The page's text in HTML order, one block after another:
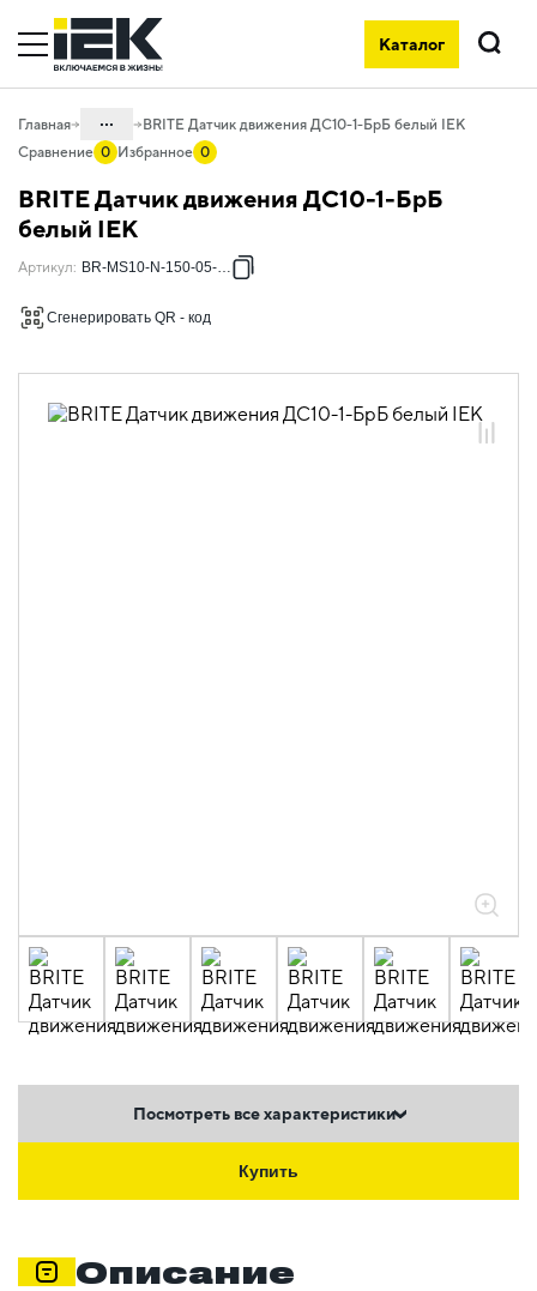
Каталог
Поиск
Главная ...
06. Изделия электроустановочные,
удлинители и силовые разъемы
06.01 Электроустановочные изделия
06.01.01 Электроустановочные
06.01.01.01 ЭУИ BRITE белый
BRITE Датчик движения ДС10-1-БрБ белый IEK
Сравнение 0 Избранное 0
BRITE Датчик движения ДС10-1-БрБ
белый IEK
Артикул: BR-MS10-N-150-05-K01
Сгенерировать QR - код
Посмотреть все характеристики
Купить
Описание